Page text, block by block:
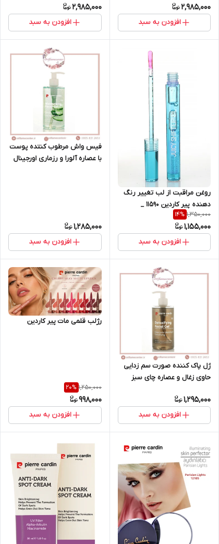
2,985,000
افزودن به سبد
2,985,000
افزودن به سبد
روغن مراقبت از لب تغییر رنگ
دهنده پیر کاردین 11590 _
1,350,000
14%
1,155,000
افزودن به سبد
فیس واش مرطوب کنتده پوست
با عصاره آلورا و رزماری اورجینال
1,285,000
افزودن به سبد
ژل پاک کننده صورت سم زدایی
حاوی زغال و عصاره چای سبز
1,295,000
افزودن به سبد
رژلب قلمی مات پیر کاردین
1,250,000
20%
998,000
افزودن به سبد